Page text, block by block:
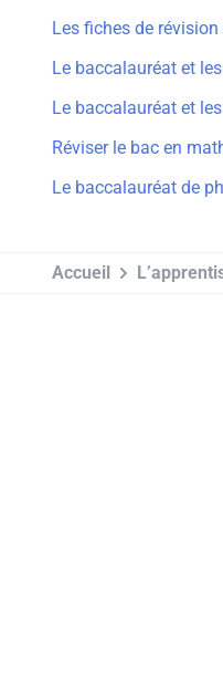
Les fiches de
Le baccalauréat et
Le baccalauréat et
Réviser le bac en
Le baccalauréat de
Accueil